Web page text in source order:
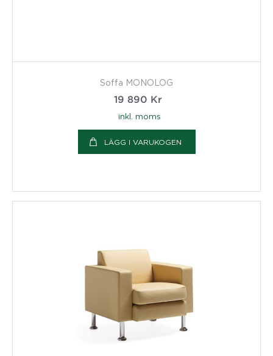
Soffa MONOLOG
19 890 Kr
inkl. moms
LÄGG I VARUKOGEN